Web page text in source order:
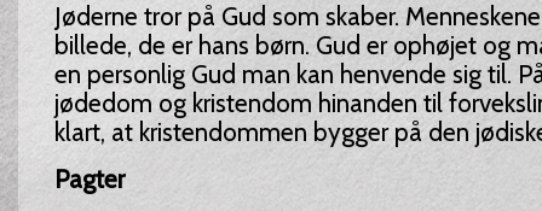
Jøderne tror på Gud som skaber.
billede, de er hans børn. Gud er ophøjet og
en personlig Gud man kan henvende sig til.
jødedom og kristendom hinanden til
klart, at kristendommen bygger på den
Pagter